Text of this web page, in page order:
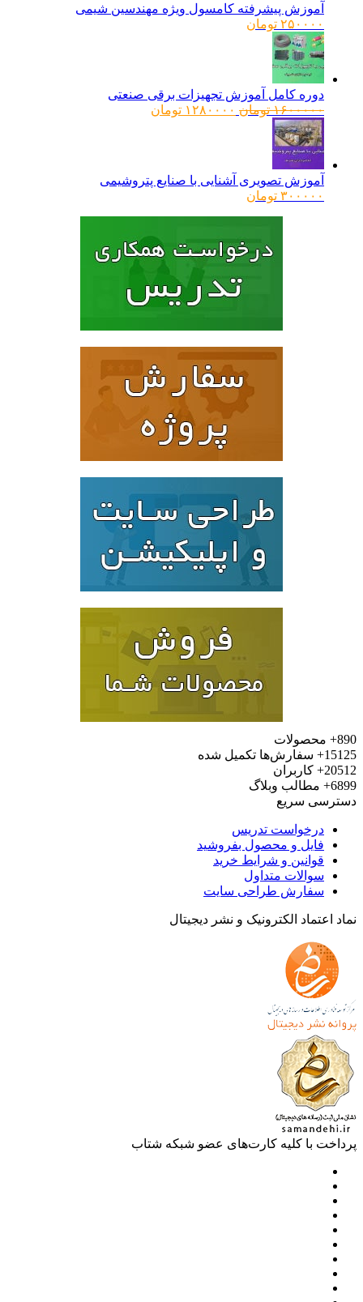
آموزش پیشرفته کامسول ویژه مهندسین شیمی
۲۵۰۰۰۰ تومان
دوره کامل آموزش تجهیزات برقی صنعتی
۱۶۰۰۰۰۰ تومانقیمت
۱۲۸۰۰۰۰ تومانقیمت
آموزش تصویری آشنایی با صنایع پتروشیمی
۳۰۰۰۰۰ تومان
محصولات
سفارش‌ها تکمیل شده
کاربران
مطالب وبلاگ
سریع
درخواست تدریس
فایل و محصول بفروشید
قوانین و شرایط خرید
سوالات متداول
سفارش طراحی سایت
اعتماد الکترونیک و نشر دیجیتال
با کلیه کارت‌های عضو شبکه شتاب